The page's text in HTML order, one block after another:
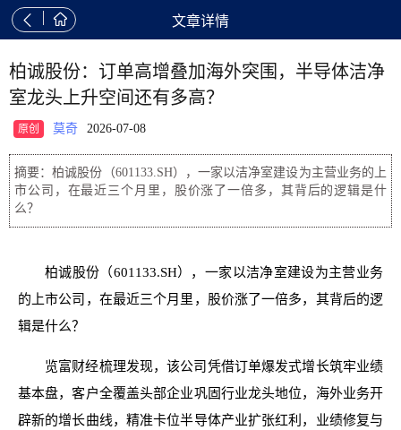
  文章详情
柏诚股份：订单高增叠加海外突围，半导体洁净
室龙头上升空间还有多高？
原创 莫奇 2026-07-08
摘要：柏诚股份（601133.SH），一家以洁净室建设为主营业务的上
市公司，在最近三个月里，股价涨了一倍多，其背后的逻辑是什
么？
柏诚股份（601133.SH），一家以洁净室建设为主营业务
的上市公司，在最近三个月里，股价涨了一倍多，其背后的逻
辑是什么？
览富财经梳理发现，该公司凭借订单爆发式增长筑牢业绩
基本盘，客户全覆盖头部企业巩固行业龙头地位，海外业务开
辟新的增长曲线，精准卡位半导体产业扩张红利，业绩修复与